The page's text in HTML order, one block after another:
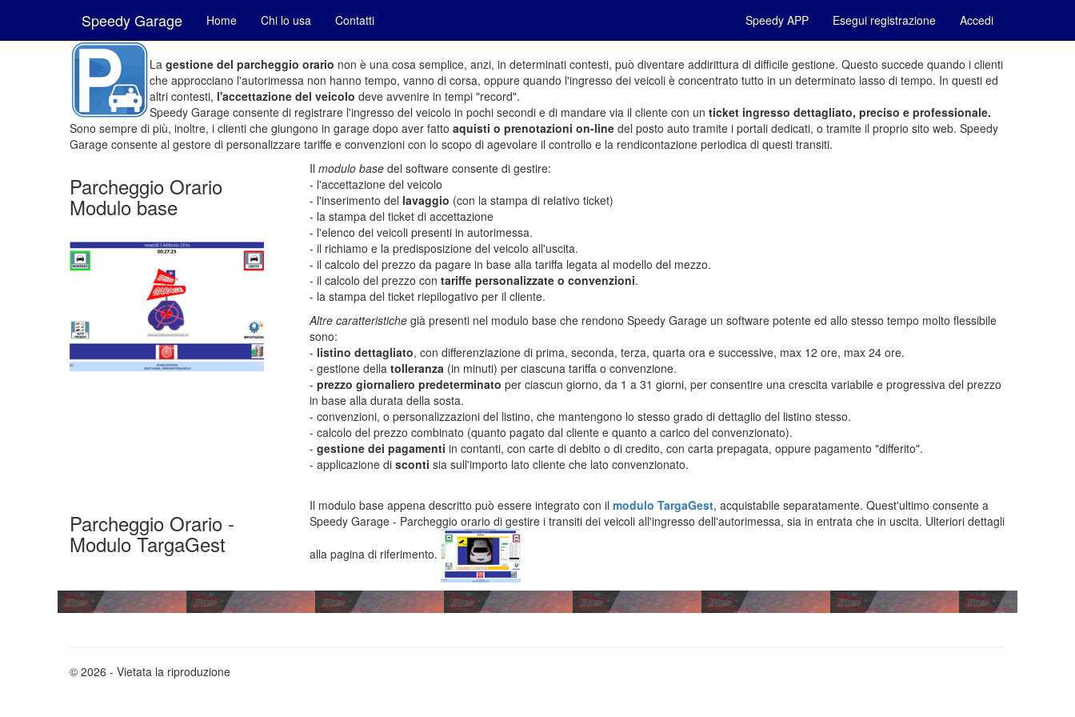
Speedy Garage Home Chi lo usa Contatti Speedy APP Esegui registrazione Accedi
La gestione del parcheggio orario non è una cosa semplice, anzi, in determinati contesti, può diventare addirittura di difficile gestione. Questo succede quando i clienti
che approcciano l'autorimessa non hanno tempo, vanno di corsa, oppure quando l'ingresso dei veicoli è concentrato tutto in un determinato lasso di tempo. In questi ed
altri contesti, l'accettazione del veicolo deve avvenire in tempi "record".
Speedy Garage consente di registrare l'ingresso del veicolo in pochi secondi e di mandare via il cliente con un ticket ingresso dettagliato, preciso e professionale.
Sono sempre di più, inoltre, i clienti che giungono in garage dopo aver fatto aquisti o prenotazioni on-line del posto auto tramite i portali dedicati, o tramite il proprio sito web. Speedy
Garage consente al gestore di personalizzare tariffe e convenzioni con lo scopo di agevolare il controllo e la rendicontazione periodica di questi transiti.
Parcheggio Orario
Modulo base
Il modulo base del software consente di gestire:
- l'accettazione del veicolo
- l'inserimento del lavaggio (con la stampa di relativo ticket)
- la stampa del ticket di accettazione
- l'elenco dei veicoli presenti in autorimessa.
- il richiamo e la predisposizione del veicolo all'uscita.
- il calcolo del prezzo da pagare in base alla tariffa legata al modello del mezzo.
- il calcolo del prezzo con tariffe personalizzate o convenzioni.
- la stampa del ticket riepilogativo per il cliente.
Altre caratteristiche già presenti nel modulo base che rendono Speedy Garage un software potente ed allo stesso tempo molto flessibile
sono:
- listino dettagliato, con differenziazione di prima, seconda, terza, quarta ora e successive, max 12 ore, max 24 ore.
- gestione della tolleranza (in minuti) per ciascuna tariffa o convenzione.
- prezzo giornaliero predeterminato per ciascun giorno, da 1 a 31 giorni, per consentire una crescita variabile e progressiva del prezzo
in base alla durata della sosta.
- convenzioni, o personalizzazioni del listino, che mantengono lo stesso grado di dettaglio del listino stesso.
- calcolo del prezzo combinato (quanto pagato dal cliente e quanto a carico del convenzionato).
- gestione dei pagamenti in contanti, con carte di debito o di credito, con carta prepagata, oppure pagamento "differito".
- applicazione di sconti sia sull'importo lato cliente che lato convenzionato.
Parcheggio Orario -
Modulo TargaGest
Il modulo base appena descritto può essere integrato con il modulo TargaGest, acquistabile separatamente. Quest'ultimo consente a
Speedy Garage - Parcheggio orario di gestire i transiti dei veicoli all'ingresso dell'autorimessa, sia in entrata che in uscita. Ulteriori dettagli
alla pagina di riferimento.
© 2026 - Vietata la riproduzione